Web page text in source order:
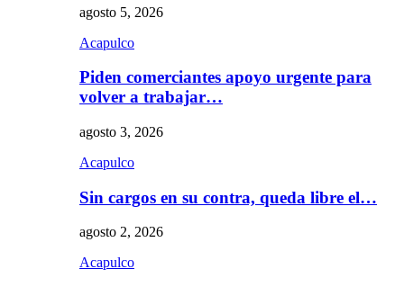
agosto 5, 2026
Acapulco
Piden comerciantes apoyo urgente para
volver a trabajar…
agosto 3, 2026
Acapulco
Sin cargos en su contra, queda libre el…
agosto 2, 2026
Acapulco